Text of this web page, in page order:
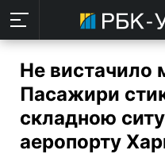
Не вистачило
Пасажири
складною
аеропорту